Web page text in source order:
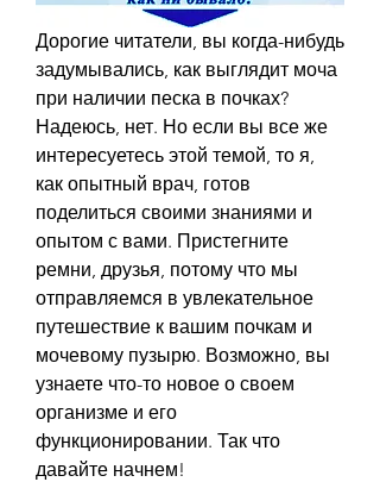
Дорогие читатели, вы когда-нибудь
задумывались, как выглядит моча
при наличии песка в почках?
Надеюсь, нет. Но если вы все же
интересуетесь этой темой, то я,
как опытный врач, готов
поделиться своими знаниями и
опытом с вами. Пристегните
ремни, друзья, потому что мы
отправляемся в увлекательное
путешествие к вашим почкам и
мочевому пузырю. Возможно, вы
узнаете что-то новое о своем
организме и его
функционировании. Так что
давайте начнем!